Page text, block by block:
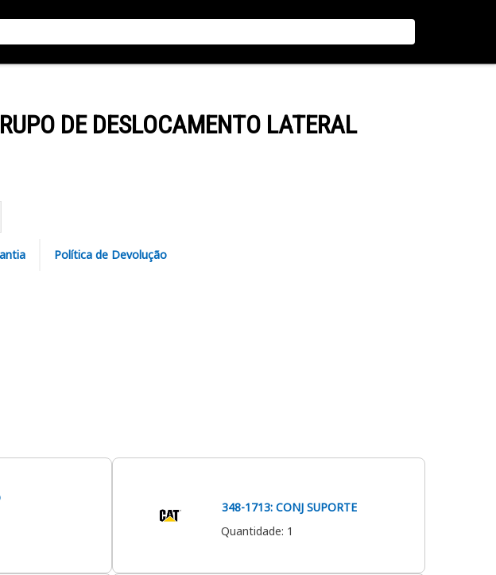
DE DESLOCAMENTO LATERAL
Política de Devolução
348-1713: CONJ SUPORTE
Quantidade: 1